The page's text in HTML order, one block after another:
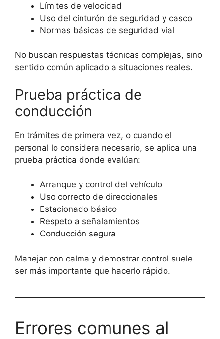
Límites de velocidad
Uso del cinturón de seguridad y casco
Normas básicas de seguridad vial
No buscan respuestas técnicas complejas, sino
sentido común aplicado a situaciones reales.
Prueba práctica de
conducción
En trámites de primera vez, o cuando el
personal lo considera necesario, se aplica una
prueba práctica donde evalúan:
Arranque y control del vehículo
Uso correcto de direccionales
Estacionado básico
Respeto a señalamientos
Conducción segura
Manejar con calma y demostrar control suele
ser más importante que hacerlo rápido.
Errores comunes al